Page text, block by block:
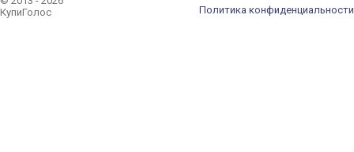
КупиГолос
Политика конфиденциальности